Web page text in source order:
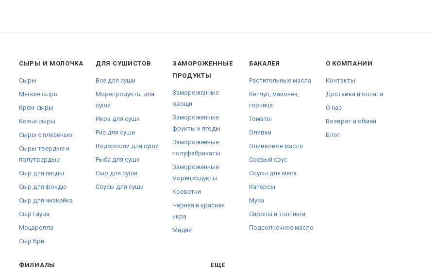
СЫРЫ И МОЛОЧКА
Сыры
Мягкие сыры
Крем-сыры
Козьи сыры
Сыры с плесенью
Сыры твердые и
полутвердые
Сыр для пиццы
Сыр для фондю
Сыр для чизкейка
Сыр Гауда
Моцарелла
Сыр Бри
ДЛЯ СУШИСТОВ
Все для суши
Морепродукты для
суши
Икра для суши
Рис для суши
Водоросли для суши
Рыба для суши
Сыр для суши
Соусы для суши
ЗАМОРОЖЕННЫЕ
ПРОДУКТЫ
Замороженные
овощи
Замороженные
фрукты и ягоды
Замороженные
полуфабрикаты
Замороженные
морепродукты
Креветки
Черная и красная
икра
Мидии
БАКАЛЕЯ
Растительные масла
Кетчуп, майонез,
горчица
Томаты
Оливки
Оливковое масло
Соевый соус
Соусы для мяса
Каперсы
Мука
Сиропы и топпинги
Подсолнечное масло
О КОМПАНИИ
Контакты
Доставка и оплата
О нас
Возврат и обмен
Блог
ФИЛИАЛЫ ЕЩЕ